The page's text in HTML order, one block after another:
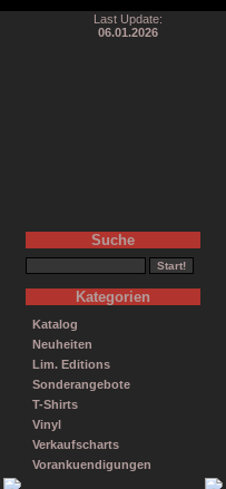
Last Update:
06.01.2026
Suche
Kategorien
Katalog
Neuheiten
Lim. Editions
Sonderangebote
T-Shirts
Vinyl
Verkaufscharts
Vorankuendigungen